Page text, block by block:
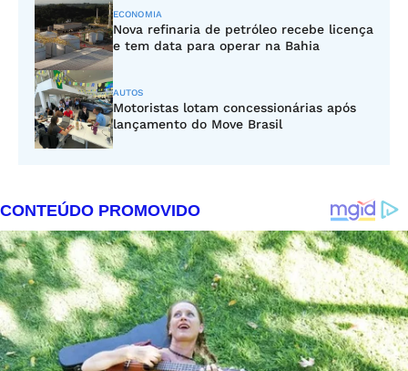
ECONOMIA
Nova refinaria de petróleo recebe licença
e tem data para operar na Bahia
AUTOS
Motoristas lotam concessionárias após
lançamento do Move Brasil